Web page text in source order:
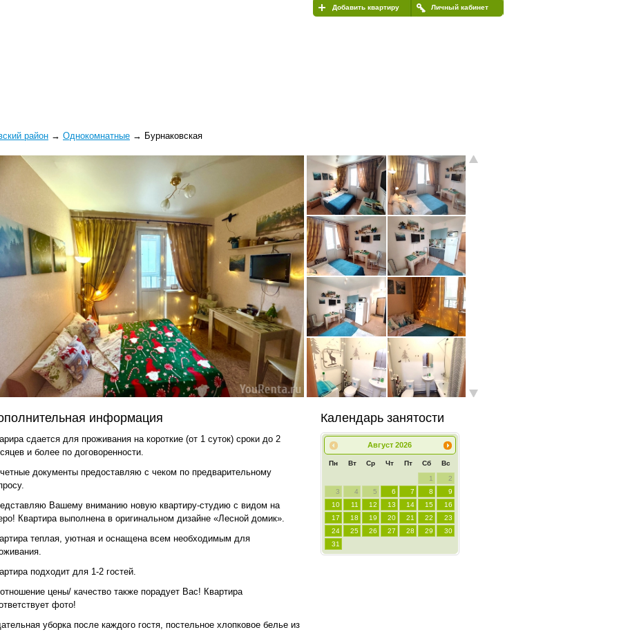
Личный кабинет
Добавить квартиру
район → Однокомнатные → Бурнаковская
информация
сдается для проживания на короткие (от 1 суток) сроки до 2
и более по договоренности.
документы предоставляю с чеком по предварительному
Вашему вниманию новую квартиру-студию с видом на
Квартира выполнена в оригинальном дизайне «Лесной домик».
теплая, уютная и оснащена всем необходимым для
подходит для 1-2 гостей.
цены/ качество также порадует Вас! Квартира
фото!
уборка после каждого гостя, постельное хлопковое белье из
Календарь занятости
Август 2026
Пн Вт Ср Чт Пт Сб Вс
1
2
3
4 5 6 7 8
9
10
11 12 13 14 15
16
17
18 19 20 21 22
23
24
25 26 27 28 29
30
31